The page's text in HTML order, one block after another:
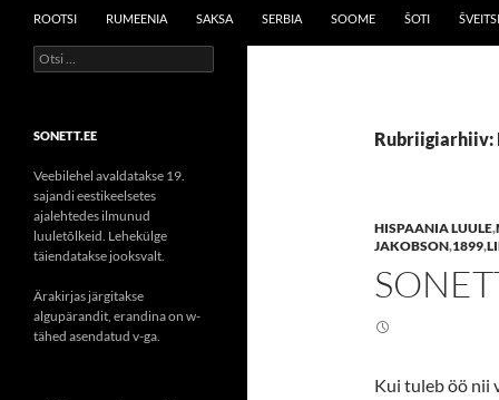
ROOTSI RUMEENIA SAKSA SERBIA SOOME ŠOTI ŠVEITSI
Rubriigiarhiiv:
HISPAANIA LUULE,
JAKOBSON,1899,
Kui tuleb öö nii
Otsi:
SONETT.EE
Veebilehel avaldatakse 19.
sajandi eestikeelsetes
ajalehtedes ilmunud
luuletõlkeid. Lehekülge
täiendatakse jooksvalt.
Ärakirjas järgitakse
algupärandit, erandina on w-
tähed asendatud v-ga.